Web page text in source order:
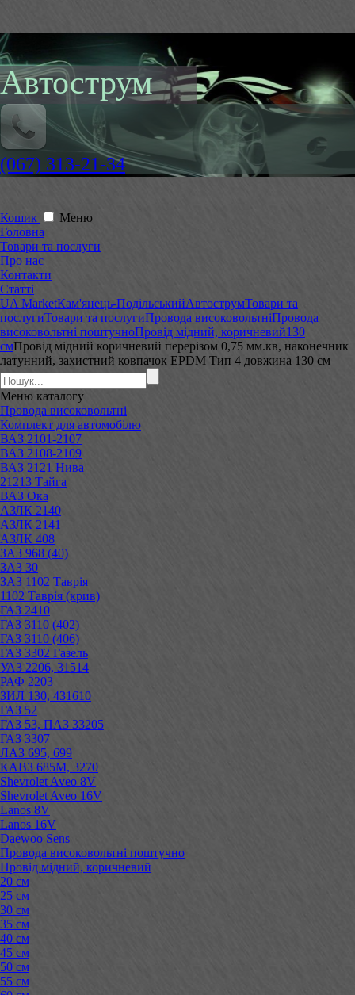
Автострум
(067) 313-21-34
Кошик
Меню
Головна
Товари та послуги
Про нас
Контакти
Статті
UA MarketКам'янець-ПодільськийАвтострумТовари та
послугиТовари та послугиПровода високовольтніПровода
високовольтні поштучноПровід мідний, коричневий130
смПровід мідний коричневий перерізом 0,75 мм.кв, наконечник
латунний, захистний ковпачок EPDM Тип 4 довжина 130 см
Меню каталогу
Провода високовольтні
Комплект для автомобілю
ВАЗ 2101-2107
ВАЗ 2108-2109
ВАЗ 2121 Нива
21213 Тайга
ВАЗ Ока
АЗЛК 2140
АЗЛК 2141
АЗЛК 408
ЗАЗ 968 (40)
ЗАЗ 30
ЗАЗ 1102 Таврія
1102 Таврія (крив)
ГАЗ 2410
ГАЗ 3110 (402)
ГАЗ 3110 (406)
ГАЗ 3302 Газель
УАЗ 2206, 31514
РАФ 2203
ЗИЛ 130, 431610
ГАЗ 52
ГАЗ 53, ПАЗ 33205
ГАЗ 3307
ЛАЗ 695, 699
КАВЗ 685М, 3270
Shevrolet Aveo 8V
Shevrolet Aveo 16V
Lanos 8V
Lanos 16V
Daewoo Sens
Провода високовольтні поштучно
Провід мідний, коричневий
20 см
25 см
30 см
35 см
40 см
45 см
50 см
55 см